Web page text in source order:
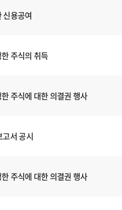
신용공여
주식의 취득
주식에 대한 의결권 행사
서 공시
주식에 대한 의결권 행사